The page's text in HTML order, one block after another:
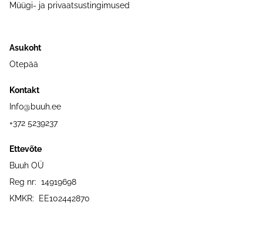
Müügi- ja privaatsustingimused
Asukoht
Otepää
Kontakt
Info@buuh.ee
+372 5239237
Ettevõte
Buuh OÜ
Reg nr: 14919698
KMKR: EE102442870